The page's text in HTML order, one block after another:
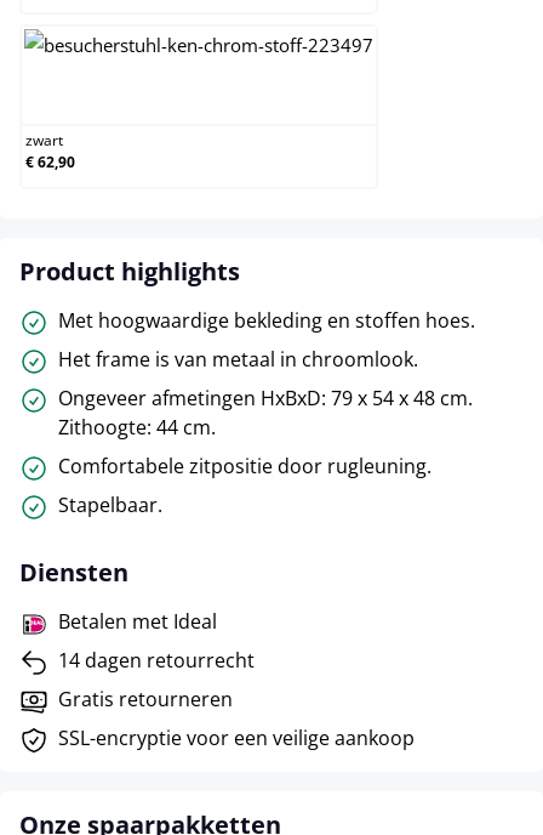
zwart
€ 62,90
Product highlights
Met hoogwaardige bekleding en stoffen hoes.
Het frame is van metaal in chroomlook.
Ongeveer afmetingen HxBxD: 79 x 54 x 48 cm.
Zithoogte: 44 cm.
Comfortabele zitpositie door rugleuning.
Stapelbaar.
Diensten
Betalen met Ideal
14 dagen retourrecht
Gratis retourneren
SSL-encryptie voor een veilige aankoop
Onze spaarpakketten